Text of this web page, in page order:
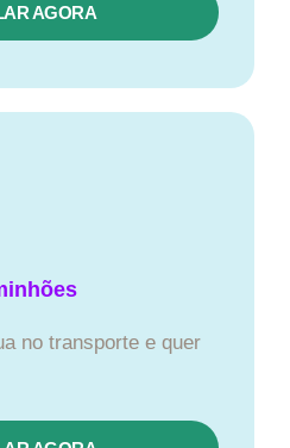
AGORA
no transporte e quer